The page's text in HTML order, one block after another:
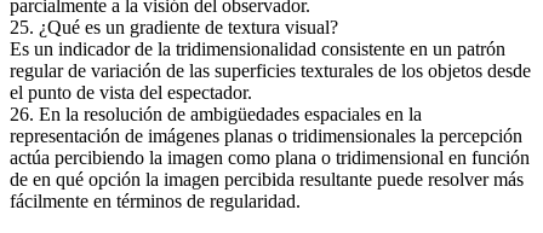
parcialmente a la visión del observador.
25. ¿Qué es un gradiente de textura visual?
Es un indicador de la tridimensionalidad consistente en un patrón
regular de variación de las superficies texturales de los objetos desde
el punto de vista del espectador.
26. En la resolución de ambigüedades espaciales en la
representación de imágenes planas o tridimensionales la percepción
actúa percibiendo la imagen como plana o tridimensional en función
de en qué opción la imagen percibida resultante puede resolver más
fácilmente en términos de regularidad.